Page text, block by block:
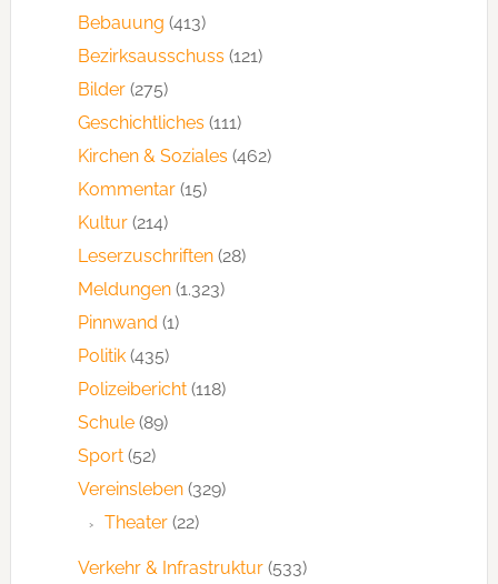
Bebauung (413)
Bezirksausschuss (121)
Bilder(275)
Geschichtliches (111)
Kirchen & Soziales (462)
Kommentar(15)
Kultur(214)
Leserzuschriften(28)
Meldungen(1.323)
Pinnwand (1)
Politik(435)
Polizeibericht(118)
Schule(89)
Sport(52)
Vereinsleben(329)
Theater(22)
Verkehr & Infrastruktur(533)